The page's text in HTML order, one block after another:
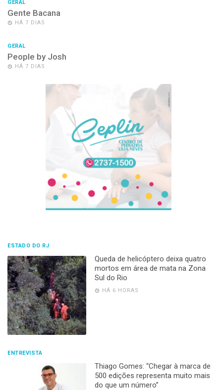
GERAL
Gente Bacana
HÁ 7 DIAS
GERAL
People by Josh
HÁ 7 DIAS
ESTADO DO RJ
Queda de helicóptero deixa quatro
mortos em área de mata na Zona
Sul do Rio
HÁ 6 HORAS
ENTREVISTA
Thiago Gomes: “Chegar à marca de
500 edições representa muito mais
do que um número”